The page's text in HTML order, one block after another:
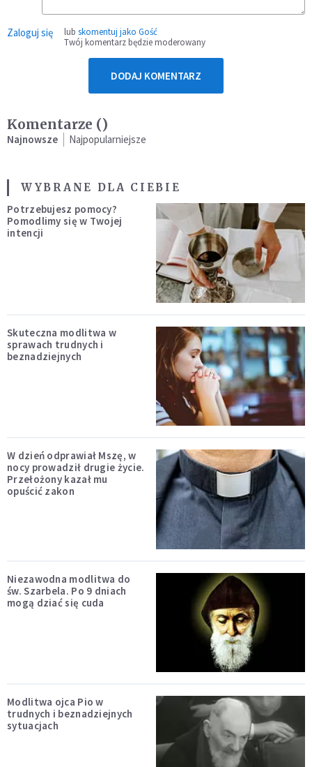
Zaloguj się lub skomentuj jako Gość
Twój komentarz będzie moderowany
DODAJ KOMENTARZ
Komentarze ()
Najnowsze Najpopularniejsze
WYBRANE DLA CIEBIE
Potrzebujesz pomocy?
Pomodlimy się w Twojej
intencji
Skuteczna modlitwa w
sprawach trudnych i
beznadziejnych
W dzień odprawiał Mszę, w
nocy prowadził drugie życie.
Przełożony kazał mu
opuścić zakon
Niezawodna modlitwa do
św. Szarbela. Po 9 dniach
mogą dziać się cuda
Modlitwa ojca Pio w
trudnych i beznadziejnych
sytuacjach